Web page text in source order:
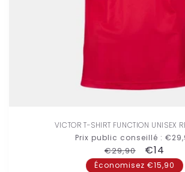
VICTOR T-SHIRT FUNCTION UNISEX
Prix public conseillé :
Prix
habituel
€29,90
Prix
€14
Économisez €15,90